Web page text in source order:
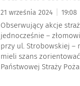
21 września 2024 19:08
Obserwujący akcje
jednocześnie –
przy ul. Strobowskiej –
mieli szans
Państwowej Straży